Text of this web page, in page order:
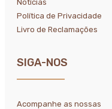
Notícias
Política de Privacidade
Livro de Reclamações
SIGA-NOS
Acompanhe as nossas